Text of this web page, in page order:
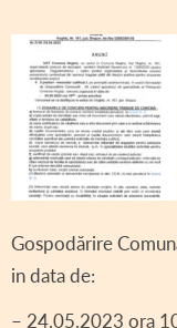
Gospodărire
in data de:
– 24.05.2023 ora